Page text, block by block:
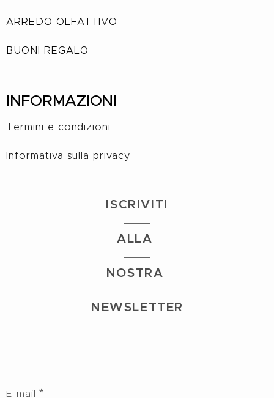
ARREDO OLFATTIVO
BUONI REGALO
INFORMAZIONI
Termini e condizioni
Informativa sulla privacy
ISCRIVITI
ALLA
NOSTRA
NEWSLETTER
E-mail